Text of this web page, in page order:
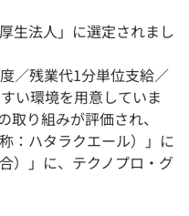
生法人」に選定されまし
／残業代1分単位支給／
い環境を用意していま
取り組みが評価され、
：ハタラクエール）」に
）」に、テクノプロ・グ